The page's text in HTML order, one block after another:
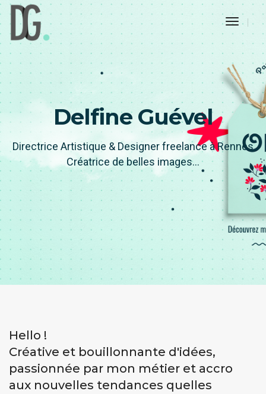
Toggle
Delfine Guével
Directrice Artistique & Designer freelance à Rennes
Créatrice de belles images...
Hello !
Créative et bouillonnante d'idées,
passionnée par mon métier et accro
aux nouvelles tendances quelles